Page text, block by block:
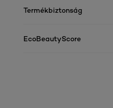
Termékbiztonság
EcoBeautyScore